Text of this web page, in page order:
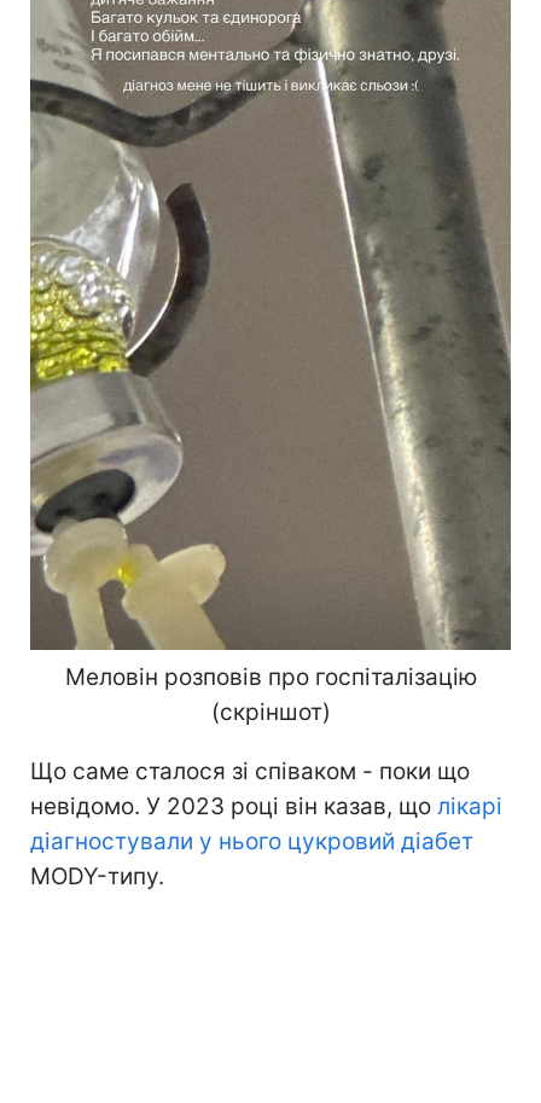
Меловін розповів про госпіталізацію
(скріншот)
Що саме сталося зі співаком - поки що
невідомо. У 2023 році він казав, що лікарі
діагностували у нього цукровий діабет
MODY-типу.